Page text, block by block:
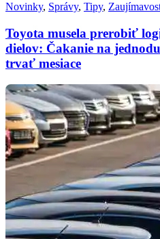
Novinky, Správy, Tipy,
Toyota musela prerobiť
dielov: Čakanie na
trvať mesiace